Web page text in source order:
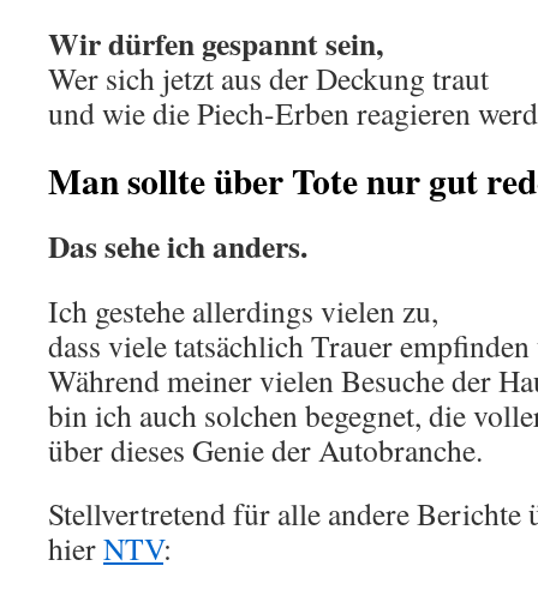
Wir dürfen gespannt sein,
Wer sich jetzt aus der Deckung traut
und wie die Piech-Erben reagieren
Man sollte über Tote nur gut
Das sehe ich anders.
Ich gestehe allerdings vielen zu,
dass viele tatsächlich Trauer
Während meiner vielen Besuche der
bin ich auch solchen begegnet, die
über dieses Genie der Autobranche.
Stellvertretend für alle andere Berichte
hierNTV: